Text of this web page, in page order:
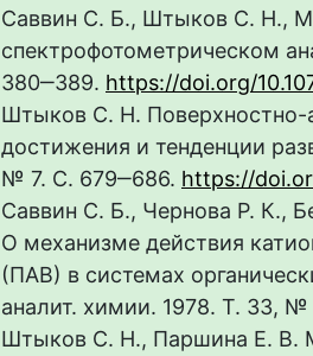
Саввин С. Б., Штыков С. Н.,
спектрофотометрическом
380‒389. https://doi.org/
Штыков С. Н. Поверхностно-
достижения и тенденции
№ 7. С. 679‒686. https://
Саввин С. Б., Чернова Р. К.,
О механизме действия
(ПАВ) в системах
аналит. химии. 1978. Т. 33,
Штыков С. Н., Паршина Е. В.